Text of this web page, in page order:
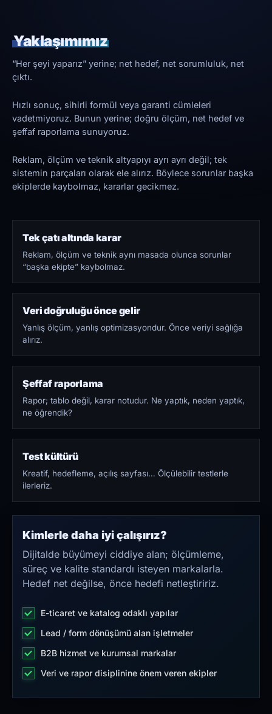
Yaklaşımımız
“Her şeyi yaparız” yerine; net hedef, net sorumluluk, net
çıktı.
Hızlı sonuç, sihirli formül veya garanti cümleleri
vadetmiyoruz. Bunun yerine; doğru ölçüm, net hedef ve
şeffaf raporlama sunuyoruz.
Reklam, ölçüm ve teknik altyapıyı ayrı ayrı değil; tek
sistemin parçaları olarak ele alırız. Böylece sorunlar başka
ekiplerde kaybolmaz, kararlar gecikmez.
Tek çatı altında karar
Reklam, ölçüm ve teknik aynı masada olunca sorunlar
“başka ekipte” kaybolmaz.
Veri doğruluğu önce gelir
Yanlış ölçüm, yanlış optimizasyondur. Önce veriyi sağlığa
alırız.
Şeffaf raporlama
Rapor; tablo değil, karar notudur. Ne yaptık, neden yaptık,
ne öğrendik?
Test kültürü
Kreatif, hedefleme, açılış sayfası… Ölçülebilir testlerle
ilerleriz.
Kimlerle daha iyi çalışırız?
Dijitalde büyümeyi ciddiye alan; ölçümleme,
süreç ve kalite standardı isteyen markalarla.
Hedef net değilse, önce hedefi netleştiririz.
E-ticaret ve katalog odaklı yapılar
Lead / form dönüşümü alan işletmeler
B2B hizmet ve kurumsal markalar
Veri ve rapor disiplinine önem veren ekipler